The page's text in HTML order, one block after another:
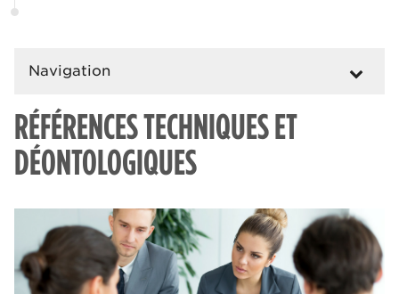
Navigation
RÉFÉRENCES TECHNIQUES ET
DÉONTOLOGIQUES